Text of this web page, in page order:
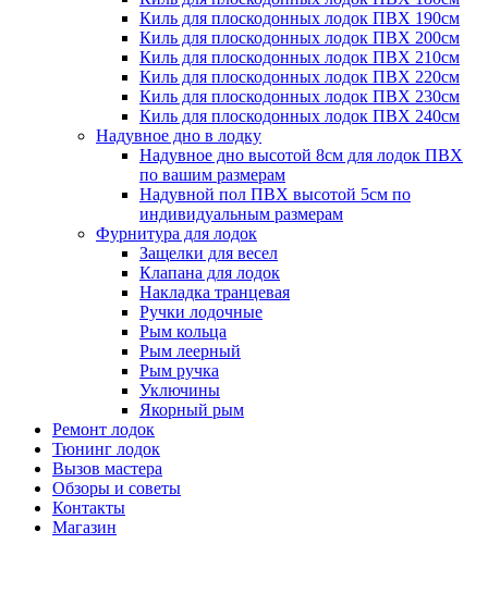
Киль для плоскодонных лодок ПВХ 190см
Киль для плоскодонных лодок ПВХ 200см
Киль для плоскодонных лодок ПВХ 210см
Киль для плоскодонных лодок ПВХ 220см
Киль для плоскодонных лодок ПВХ 230см
Киль для плоскодонных лодок ПВХ 240см
Надувное дно в лодку
Надувное дно высотой 8см для лодок ПВХ
по вашим размерам
Надувной пол ПВХ высотой 5см по
индивидуальным размерам
Фурнитура для лодок
Защелки для весел
Клапана для лодок
Накладка транцевая
Ручки лодочные
Рым кольца
Рым леерный
Рым ручка
Уключины
Якорный рым
Ремонт лодок
Тюнинг лодок
Вызов мастера
Обзоры и советы
Контакты
Магазин